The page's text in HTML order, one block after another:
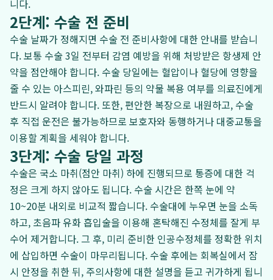
니다.
2단계: 수술 전 준비
수술 날짜가 정해지면 수술 전 준비사항에 대한 안내를 받습니
다. 보통 수술 3일 전부터 감염 예방을 위해 처방받은 항생제 안
약을 점안해야 합니다. 수술 당일에는 혈압이나 혈당에 영향을
줄 수 있는 아스피린, 와파린 등의 약물 복용 여부를 의료진에게
반드시 알려야 합니다. 또한, 편안한 복장으로 내원하고, 수술
후 직접 운전은 불가능하므로 보호자와 동행하거나 대중교통을
이용할 계획을 세워야 합니다.
3단계: 수술 당일 과정
수술은 국소 마취(점안 마취) 하에 진행되므로 통증에 대한 걱
정은 크게 하지 않아도 됩니다. 수술 시간은 한쪽 눈에 약
10~20분 내외로 비교적 짧습니다. 수술대에 누우면 눈을 소독
하고, 초음파 유화 흡입술을 이용해 혼탁해진 수정체를 잘게 부
수어 제거합니다. 그 후, 미리 준비한 인공수정체를 정확한 위치
에 삽입하면 수술이 마무리됩니다. 수술 후에는 회복실에서 잠
시 안정을 취한 뒤, 주의사항에 대한 설명을 듣고 귀가하게 됩니